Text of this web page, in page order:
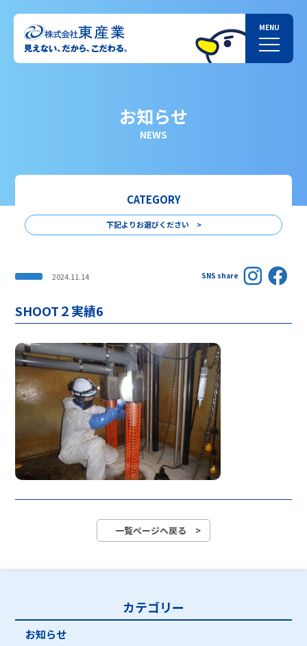
お知らせ
NEWS
CATEGORY
下記よりお選びください >
2024.11.14 SNS share
SHOOT２実績6
一覧ページへ戻る >
カテゴリー
お知らせ